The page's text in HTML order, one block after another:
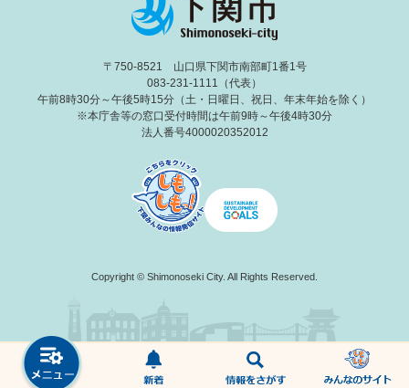
〒750-8521 山口県下関市南部町1番1号
083-231-1111（代表）
午前8時30分～午後5時15分（土・日曜日、祝日、年末年始を除く）
※本庁舎等の窓口受付時間は午前9時～午後4時30分
法人番号4000020352012
Copyright © Shimonoseki City. All Rights Reserved.